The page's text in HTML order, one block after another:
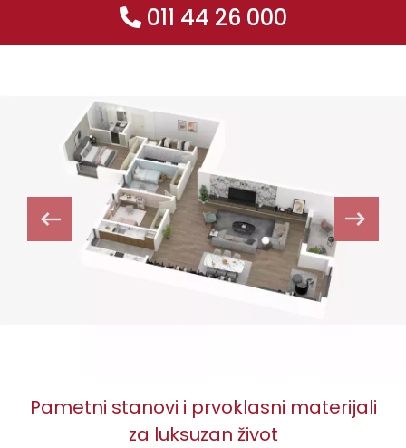
011 44 26 000
Pametni stanovi i prvoklasni materijali
za luksuzan život